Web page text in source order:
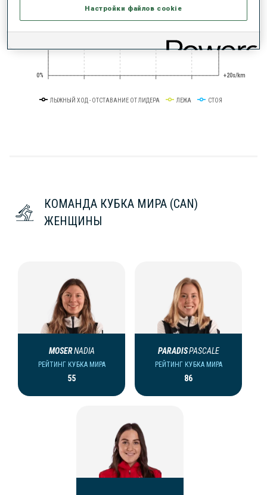
0% +20s/km
ЛЫЖНЫЙ ХОД - ОТСТАВАНИЕ ОТ ЛИДЕРА ЛЕЖА СТОЯ
КОМАНДА КУБКА МИРА (CAN)
ЖЕНЩИНЫ
MOSERNADIA
РЕЙТИНГ КУБКА МИРА
55
PARADISPASCALE
РЕЙТИНГ КУБКА МИРА
86
Настройки файлов cookie